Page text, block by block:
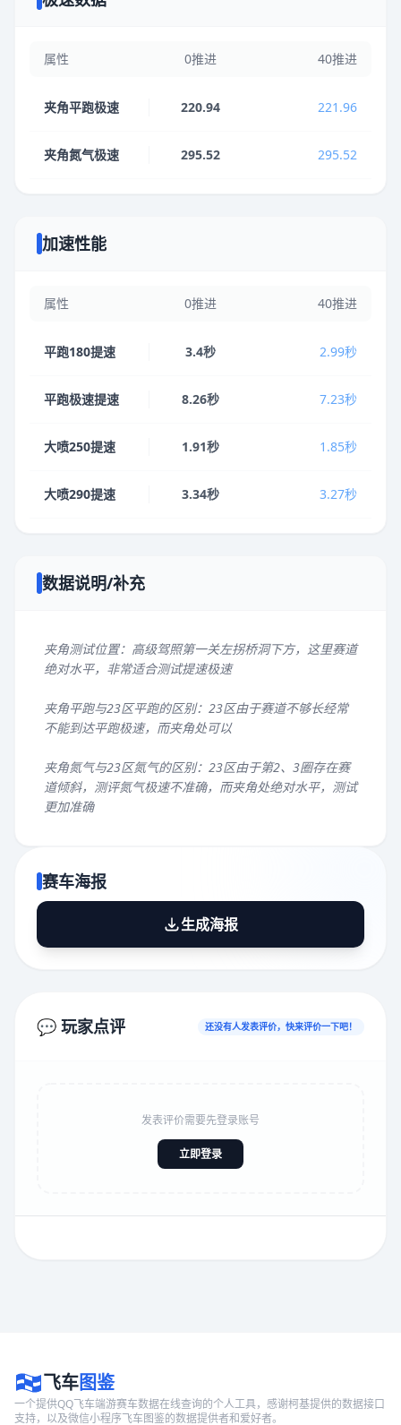
属性 0推进 40推进
夹角平跑极速 220.94 221.96
夹角氮气极速 295.52 295.52
加速性能
属性 0推进 40推进
平跑180提速 3.4秒 2.99秒
平跑极速提速 8.26秒 7.23秒
大喷250提速 1.91秒 1.85秒
大喷290提速 3.34秒 3.27秒
数据说明/补充
夹角测试位置：高级驾照第一关左拐桥洞下方，这里赛道
绝对水平，非常适合测试提速极速
夹角平跑与23区平跑的区别：23区由于赛道不够长经常
不能到达平跑极速，而夹角处可以
夹角氮气与23区氮气的区别：23区由于第2、3圈存在赛
道倾斜，测评氮气极速不准确，而夹角处绝对水平，测试
更加准确
赛车海报
生成海报
💬 玩家点评 还没有人发表评价，快来评价一下吧！
发表评价需要先登录账号
立即登录
飞车图鉴
一个提供QQ飞车端游赛车数据在线查询的个人工具，感谢柯基提供的数据接口
支持，以及微信小程序飞车图鉴的数据提供者和爱好者。